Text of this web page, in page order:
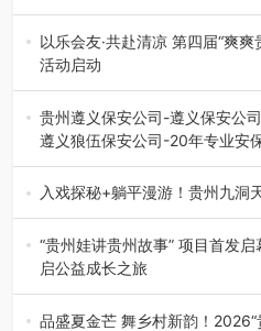
在贵州省高考志愿填报体系中
的省内工科、新能源汽车…
以乐会友·共赴清凉 第四届“爽
活动启动
七月的贵阳，清风送爽，第四届
弦乐（合唱）艺术交流活动…
贵州遵义保安公司-遵义保安公
遵义狼伍保安公司-20年专业安
在遵义，不管是企业园区运营
工、商业商场经营，还是举办
入戏探秘+躺平漫游！贵州九洞
入伏后的贵州，清凉依旧。而
州首个水上喀斯特沉浸式RPG…
“贵州娃讲贵州故事” 项目首发
启公益成长之旅
近日，由贵州教育出版社、阅
网络贵州站，遵义融媒体传媒
品盛夏金芒 舞乡村新韵！